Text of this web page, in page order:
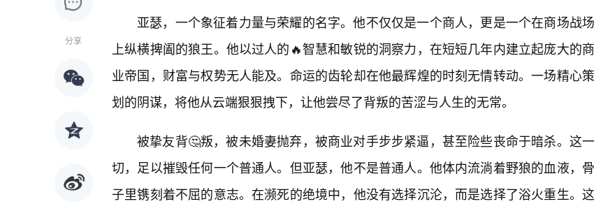
分享
亚瑟，一个象征着力量与荣耀的名字。他不仅仅是一个商人，更是一个在商场战场
上纵横捭阖的狼王。他以过人的🔥智慧和敏锐的洞察力，在短短几年内建立起庞大的商
业帝国，财富与权势无人能及。命运的齿轮却在他最辉煌的时刻无情转动。一场精心策
划的阴谋，将他从云端狠狠拽下，让他尝尽了背叛的苦涩与人生的无常。
被挚友背🤔叛，被未婚妻抛弃，被商业对手步步紧逼，甚至险些丧命于暗杀。这一
切，足以摧毁任何一个普通人。但亚瑟，他不是普通人。他体内流淌着野狼的血液，骨
子里镌刻着不屈的意志。在濒死的绝境中，他没有选择沉沦，而是选择了浴火重生。这